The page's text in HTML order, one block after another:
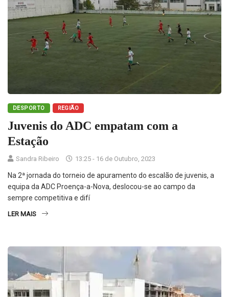
DESPORTO REGIÃO
Juvenis do ADC empatam com a
Estação
Sandra Ribeiro 13:25 - 16 de Outubro, 2023
Na 2ª jornada do torneio de apuramento do escalão de juvenis, a
equipa da ADC Proença-a-Nova, deslocou-se ao campo da
sempre competitiva e difí
LER MAIS